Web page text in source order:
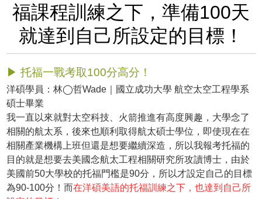
福課程訓練之下，準備100天
就達到自己所設定的目標！
▶ 托福一戰考取100分高分！
洋碩學員：林◯哲Wade｜國立成功大學 航空太空工程學系
碩士畢業
我一直以來就對太空科技、火箭推進有高度興趣，大學念了
相關的航太系，後來也順利取得航太碩士學位，即使現在在
相關產業機構上班但還是想要繼續深造，所以我報考托福的
目的就是想要去美國念航太工程相關研究所攻讀博士，由於
美國前50大學校的托福門檻是90分，所以才設定自己的目標
為90-100分！而在洋碩美語的托福訓練之下，也達到自己所